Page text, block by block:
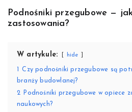
Podnośniki przegubowe —
zastosowania?
W artykule: hide
Czy podnośniki przegubowe są
branży budowlanej?
2
Podnośniki przegubowe w opiece
naukowych?